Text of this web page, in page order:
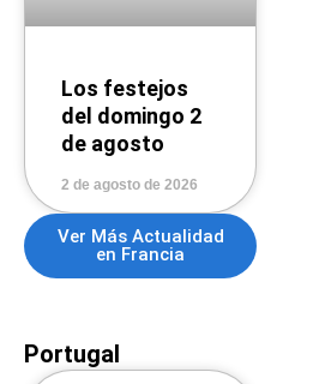
Los festejos
del domingo 2
de agosto
2 de agosto de 2026
Ver Más Actualidad
en Francia
Portugal